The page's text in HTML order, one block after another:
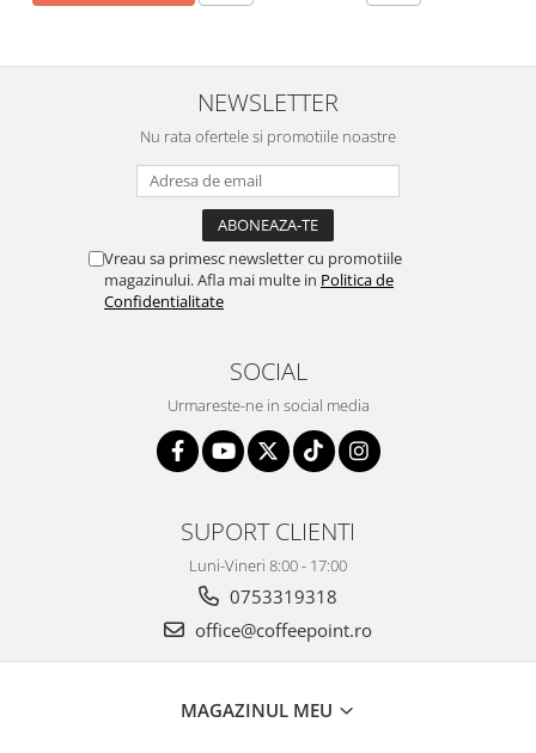
NEWSLETTER
Nu rata ofertele si promotiile noastre
Vreau sa primesc newsletter cu promotiile
magazinului. Afla mai multe in Politica de
Confidentialitate
SOCIAL
Urmareste-ne in social media
SUPORT CLIENTI
Luni-Vineri 8:00 - 17:00
0753319318
office@coffeepoint.ro
MAGAZINUL MEU